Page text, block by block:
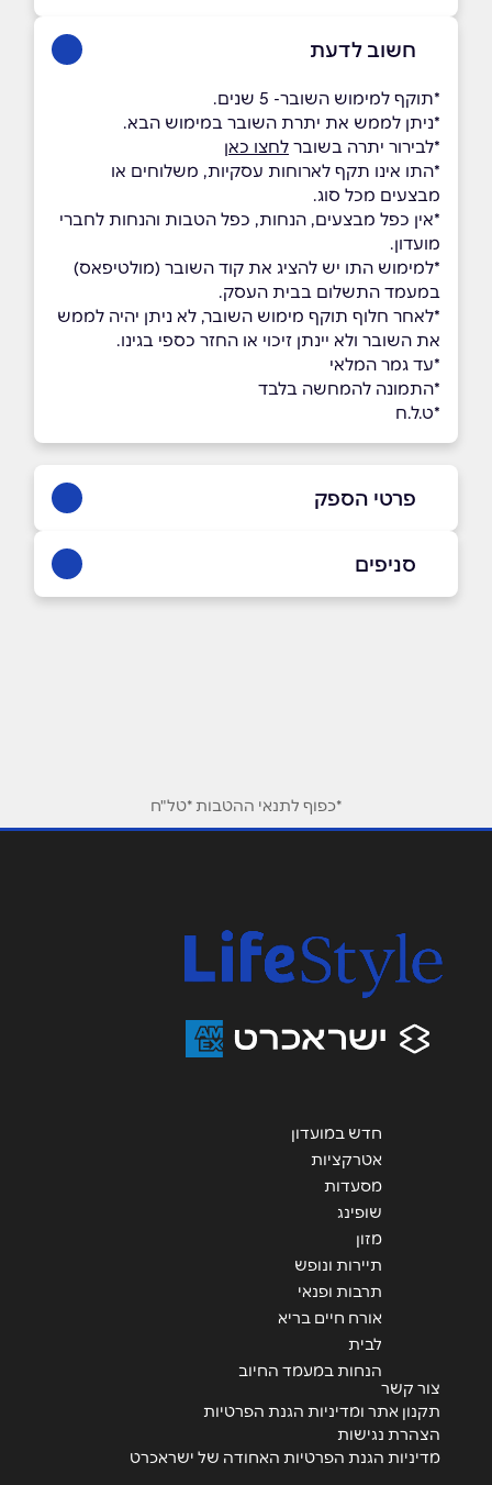
חשוב לדעת
*תוקף למימוש השובר- 5 שנים.
*ניתן לממש את יתרת השובר במימוש הבא.
*לבירור יתרה בשובר לחצו כאן
*התו אינו תקף לארוחות עסקיות, משלוחים או
מבצעים מכל סוג.
*אין כפל מבצעים, הנחות, כפל הטבות והנחות לחברי
מועדון.
*למימוש התו יש להציג את קוד השובר (מולטיפאס)
במעמד התשלום בבית העסק.
*לאחר חלוף תוקף מימוש השובר, לא ניתן יהיה לממש
את השובר ולא יינתן זיכוי או החזר כספי בגינו.
*עד גמר המלאי
*התמונה להמחשה בלבד
*ט.ל.ח
פרטי הספק
באתר בפייסבוק באינסטגרם
אנא חזרו אלי בקשר ל...
סניפים
*כפוף לתנאי ההטבות *טל"ח
חדש במועדון
אטרקציות
מסעדות
שופינג
מזון
תיירות ונופש
תרבות ופנאי
אורח חיים בריא
לבית
הנחות במעמד החיוב
צור קשר
תקנון אתר ומדיניות הגנת הפרטיות
הצהרת נגישות
מדיניות הגנת הפרטיות האחודה של ישראכרט